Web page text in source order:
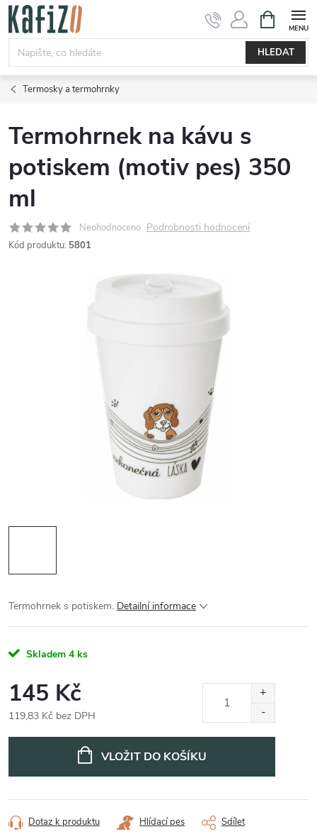
Přejít
obsah
HLEDAT
NÁKUPNÍ
KOŠÍK
Termosky a termohrnky
Termohrnek na kávu s
potiskem (motiv pes) 350
ml
Neohodnoceno Podrobnosti hodnocení
Kód produktu: 5801
Termohrnek s potiskem. Detailní informace
Skladem 4 ks
145 Kč
119,83 Kč bez DPH
VLOŽIT DO KOŠÍKU
Dotaz k produktu Hlídací pes Sdílet